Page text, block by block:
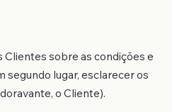
Clientes sobre as condições e
segundo lugar, esclarecer os
o Cliente).